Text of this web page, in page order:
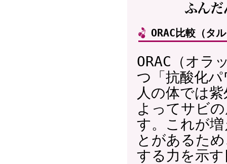
ORAC比較（タ
ORAC（オラ
つ「抗酸化
人の体では
よってサビ
す。これが
とがあるた
する力を示